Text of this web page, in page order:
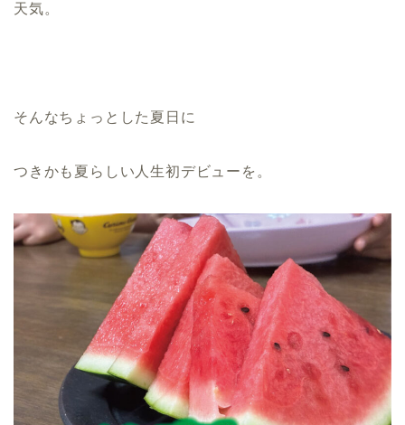
天気。
そんなちょっとした夏日に
つきかも夏らしい人生初デビューを。